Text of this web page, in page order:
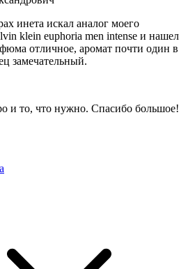
инета искал аналог моего
klein euphoria men intense и нашел
отличное, аромат почти один в
замечательный.
и то, что нужно. Спасибо большое!